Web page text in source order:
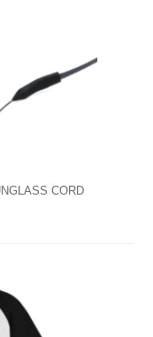
CORD